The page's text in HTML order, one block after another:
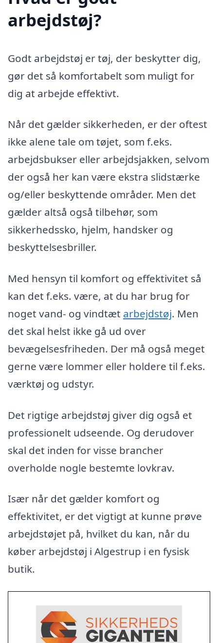
arbejdstøj?
Godt arbejdstøj er tøj, der beskytter dig,
gør det så komfortabelt som muligt for
dig at arbejde effektivt.
Når det gælder sikkerheden, er der oftest
ikke alene tale om tøjet, som f.eks.
arbejdsbukser eller arbejdsjakken, selvom
der også her kan være ekstra slidstærke
og/eller beskyttende områder. Men det
gælder altså også tilbehør, som
sikkerhedssko, hjelm, handsker og
beskyttelsesbriller.
Med hensyn til komfort og effektivitet så
kan det f.eks. være, at du har brug for
noget vand- og vindtæt arbejdstøj. Men
det skal helst ikke gå ud over
bevægelsesfriheden. Der må også meget
gerne være lommer eller holdere til f.eks.
værktøj og udstyr.
Det rigtige arbejdstøj giver dig også et
professionelt udseende. Og derudover
skal det inden for visse brancher
overholde nogle bestemte lovkrav.
Især når det gælder komfort og
effektivitet, er det vigtigt at kunne prøve
arbejdstøjet på, hvilket du kan, når du
køber arbejdstøj i Algestrup i en fysisk
butik.